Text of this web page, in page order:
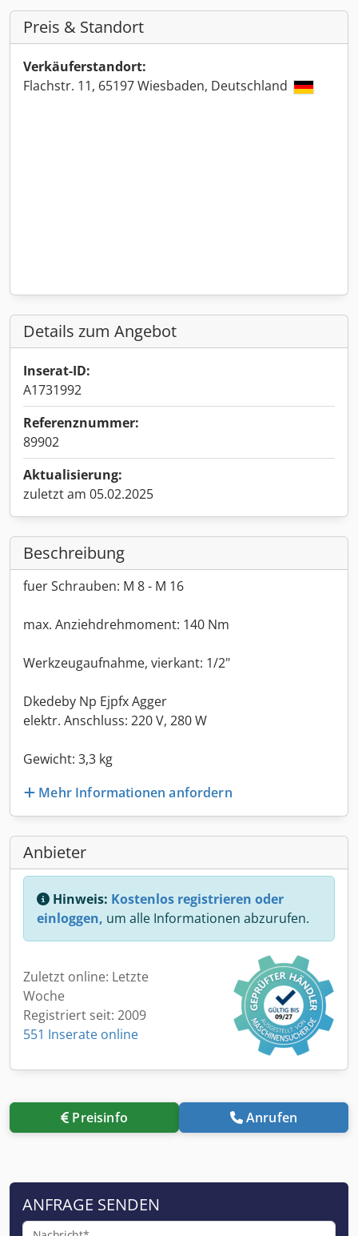
Preis & Standort
Verkäuferstandort:
Flachstr. 11, 65197 Wiesbaden, Deutschland
Details zum Angebot
Inserat-ID:
A1731992
Referenznummer:
89902
Aktualisierung:
zuletzt am 05.02.2025
Beschreibung
fuer Schrauben: M 8 - M 16
max. Anziehdrehmoment: 140 Nm
Werkzeugaufnahme, vierkant: 1/2"
Dkedeby Np Ejpfx Agger
elektr. Anschluss: 220 V, 280 W
Gewicht: 3,3 kg
Mehr Informationen anfordern
Anbieter
Hinweis: Kostenlos registrieren oder
einloggen, um alle Informationen abzurufen.
Zuletzt online: Letzte
Woche
Registriert seit: 2009
551 Inserate online
Preisinfo Anrufen
ANFRAGE SENDEN